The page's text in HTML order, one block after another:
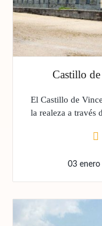
Castillo
El Castillo de
la realeza a través
03